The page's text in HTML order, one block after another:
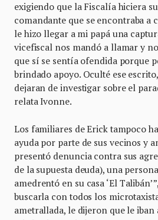
exigiendo que la Fiscalía hiciera
comandante que se encontraba a
le hizo llegar a mi papá una
vicefiscal nos mandó a llamar y
que sí se sentía ofendida porque
brindado apoyo. Oculté ese
dejaran de investigar sobre el
relata Ivonne.
Los familiares de Erick tampoco
ayuda por parte de sus vecinos y
presentó denuncia contra sus
de la supuesta deuda), una
amedrentó en su casa ‘El
buscarla con todos los
ametrallada, le dijeron que le iban